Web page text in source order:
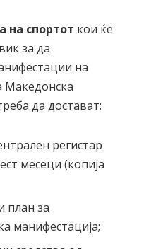
на спортот кои ќе
за да
на
Македонска
да достават:
регистар
месеци (копија
план за
манифестација;